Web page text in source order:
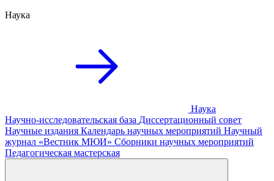
Наука
Наука
Научно-исследовательская база Диссертационный совет
Научные издания Календарь научных мероприятий Научный
журнал «Вестник МЮИ» Сборники научных мероприятий
Педагогическая мастерская